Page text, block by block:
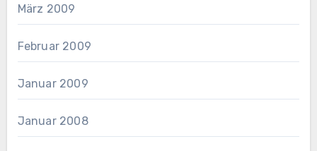
März 2009
Februar 2009
Januar 2009
Januar 2008